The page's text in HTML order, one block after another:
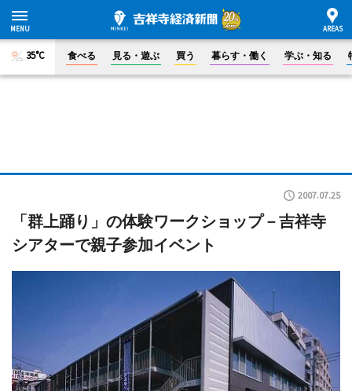
35°C 食べる 見る・遊ぶ 買う 暮らす・働く 学ぶ・知る
2007.07.25
「群上踊り」の体験ワークショップ－吉祥寺
シアターで親子参加イベント